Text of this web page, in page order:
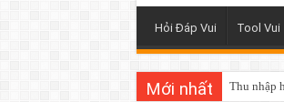
Hỏi Đáp Vui Tool Vui
Mới nhất Thu nhập